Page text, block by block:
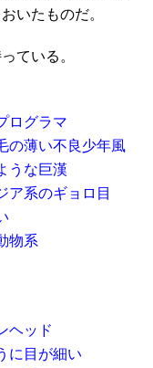
いたものだ。
ている。
ログラマ
薄い不良少年風
うな巨漢
系のギョロ目
物系
ヘッド
目が細い